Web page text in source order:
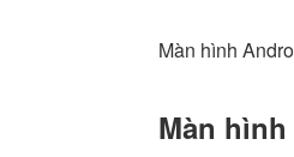
Màn hình
Màn